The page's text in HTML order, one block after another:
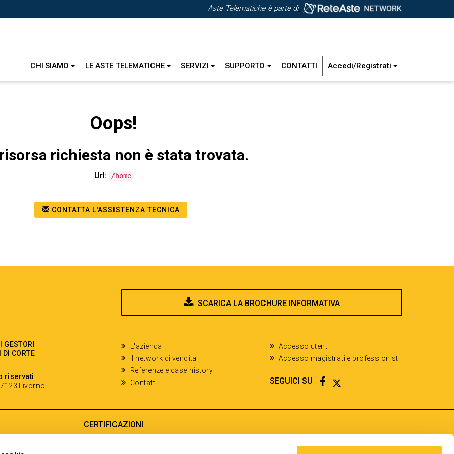
Aste Telematiche è parte di
CHI SIAMO LE ASTE TELEMATICHE SERVIZI SUPPORTO CONTATTI Accedi/Registrati
Oops!
richiesta non è stata trovata.
Url: /home
CONTATTA L'ASSISTENZA TECNICA
SCARICA LA BROCHURE INFORMATIVA
DI CORTE
riservati
Livorno
L'azienda
Il network di vendita
Referenze e case history
Contatti
Accesso utenti
Accesso magistrati e professionisti
SEGUICI SU FACEBOOK
TWITTER
CERTIFICAZIONI